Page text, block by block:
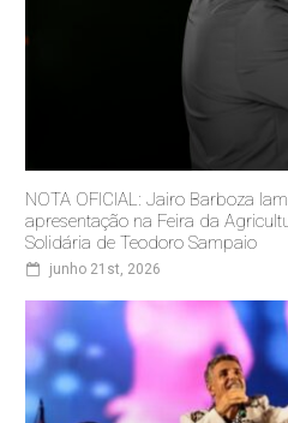
NOTA OFICIAL: Jairo Barboza
apresentação na Feira da
Solidária de Teodoro Sampaio
junho 21st, 2026